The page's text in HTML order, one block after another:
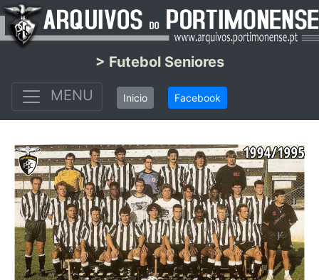
> Futebol Seniores
MENU
Inicio Facebook